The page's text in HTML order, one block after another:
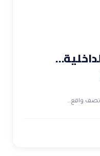
تصف واقع…